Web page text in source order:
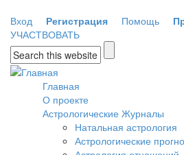
Вход
Регистрация Помощь
УЧАСТВОВАТЬ
Форма поиска
Главная
О проекте
Астрологические Журналы
Натальная астрология
Астрологические